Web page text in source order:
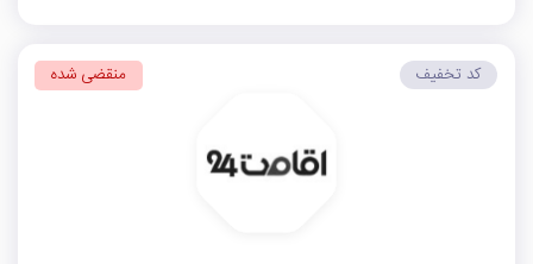
کد تخفیف منقضی شده